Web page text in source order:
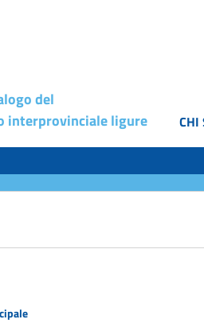
del
interprovinciale ligure
CHI